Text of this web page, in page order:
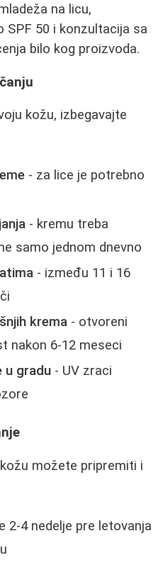
na licu,
SPF 50 i konzultacija sa
bilo kog proizvoda.
kožu, izbegavajte
- za lice je potrebno
- kremu treba
samo jednom dnevno
- između 11 i 16
krema - otvoreni
nakon 6-12 meseci
u gradu - UV zraci
možete pripremiti i
2-4 nedelje pre letovanja